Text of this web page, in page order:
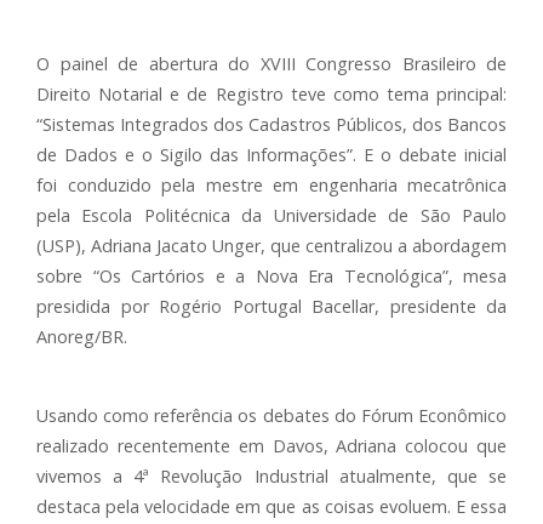
O painel de abertura do XVIII Congresso Brasileiro de
Direito Notarial e de Registro teve como tema principal:
“Sistemas Integrados dos Cadastros Públicos, dos Bancos
de Dados e o Sigilo das Informações”. E o debate inicial
foi conduzido pela mestre em engenharia mecatrônica
pela Escola Politécnica da Universidade de São Paulo
(USP), Adriana Jacato Unger, que centralizou a abordagem
sobre “Os Cartórios e a Nova Era Tecnológica”, mesa
presidida por Rogério Portugal Bacellar, presidente da
Anoreg/BR.
Usando como referência os debates do Fórum Econômico
realizado recentemente em Davos, Adriana colocou que
vivemos a 4ª Revolução Industrial atualmente, que se
destaca pela velocidade em que as coisas evoluem. E essa